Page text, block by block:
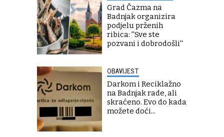
Grad Čazma na
Badnjak organizira
podjelu prženih
ribica: ''Sve ste
pozvani i dobrodošli''
OBAVIJEST
Darkom i Reciklažno
na Badnjak rade, ali
skraćeno. Evo do kada
možete doći...